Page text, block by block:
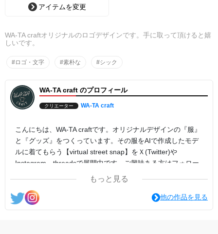
アイテムを変更
WA-TA craftオリジナルのロゴデザインです。手に取って頂けると嬉
しいです。
#ロゴ・文字 #素朴な #シック
WA-TA craft のプロフィール
クリエーター WA-TA craft
こんにちは、WA-TA craftです。オリジナルデザインの『服』
と『グッズ』をつくっています。その服をAIで作成したモデ
ルに着てもらう【virtual street snap】をＸ(Twitter)や
Instagram、threadsで展開中です。ご興味ある方はフォロー
もっと見る
他の作品を見る